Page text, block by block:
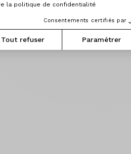
la politique de confidentialité
Consentements certifiés par
Tout refuser Paramétrer